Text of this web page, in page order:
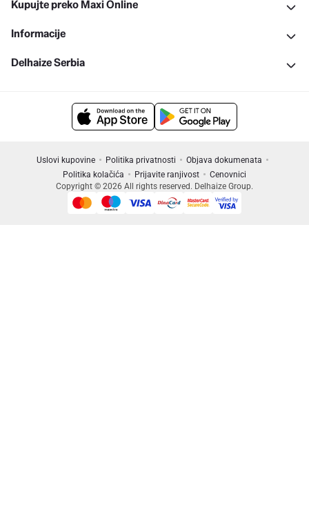
Kupujte preko Maxi Online
Informacije
Delhaize Serbia
Uslovi kupovine Politika privatnosti
Objava dokumenata
Politika kolačića
Prijavite ranjivost
Cenovnici
Copyright © 2026 All rights reserved. Delhaize Group.